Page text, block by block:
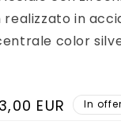
realizzato in
color
EUR In